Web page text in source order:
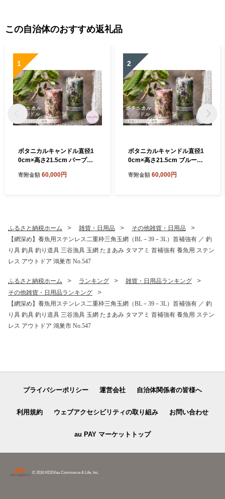
この自治体のおすすめ返礼品
1
ボタニカルキャンドル直径1
0cm×高さ21.5cm パープル
ドライフラワーキャンドル
癒し空間 季節の花 ドライフ
ラワー 埼玉県 No.638-06
寄附金額 60,000円
2
ボタニカルキャンドル直径1
0cm×高さ21.5cm ブルー系
ライフラワーキャンドル 観
し空間 季節の花 ドライフラ
ワー 埼玉県 No.638-05
寄附金額 60,000円
ふるさと納税ホーム 雑貨・日用品
その他雑貨・日用品
【網深め】養魚用ステンレス二重枠三角玉網（BL－39－3L）首補強有 ／ 釣
り具 釣具 釣り道具 三谷漁具 玉網 たまあみ タマアミ 首補強有 養魚用 ステン
レス アウトドア 鴻巣市 No.547
ふるさと納税ホーム ランキング
雑貨・日用品ランキング
その他雑貨・日用品ランキング
【網深め】養魚用ステンレス二重枠三角玉網（BL－39－3L）首補強有 ／ 釣
り具 釣具 釣り道具 三谷漁具 玉網 たまあみ タマアミ 首補強有 養魚用 ステン
レス アウトドア 鴻巣市 No.547
プライバシーポリシー 運営会社 自治体関係者の皆様へ
利用規約 ウェブアクセシビリティの取り組み お問い合わせ
au PAY マーケットトップ
© 2016 KDDI/au Commerce & Life, Inc.